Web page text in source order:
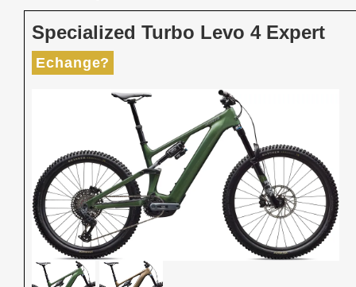
Specialized Turbo Levo 4 Expert
Echange?